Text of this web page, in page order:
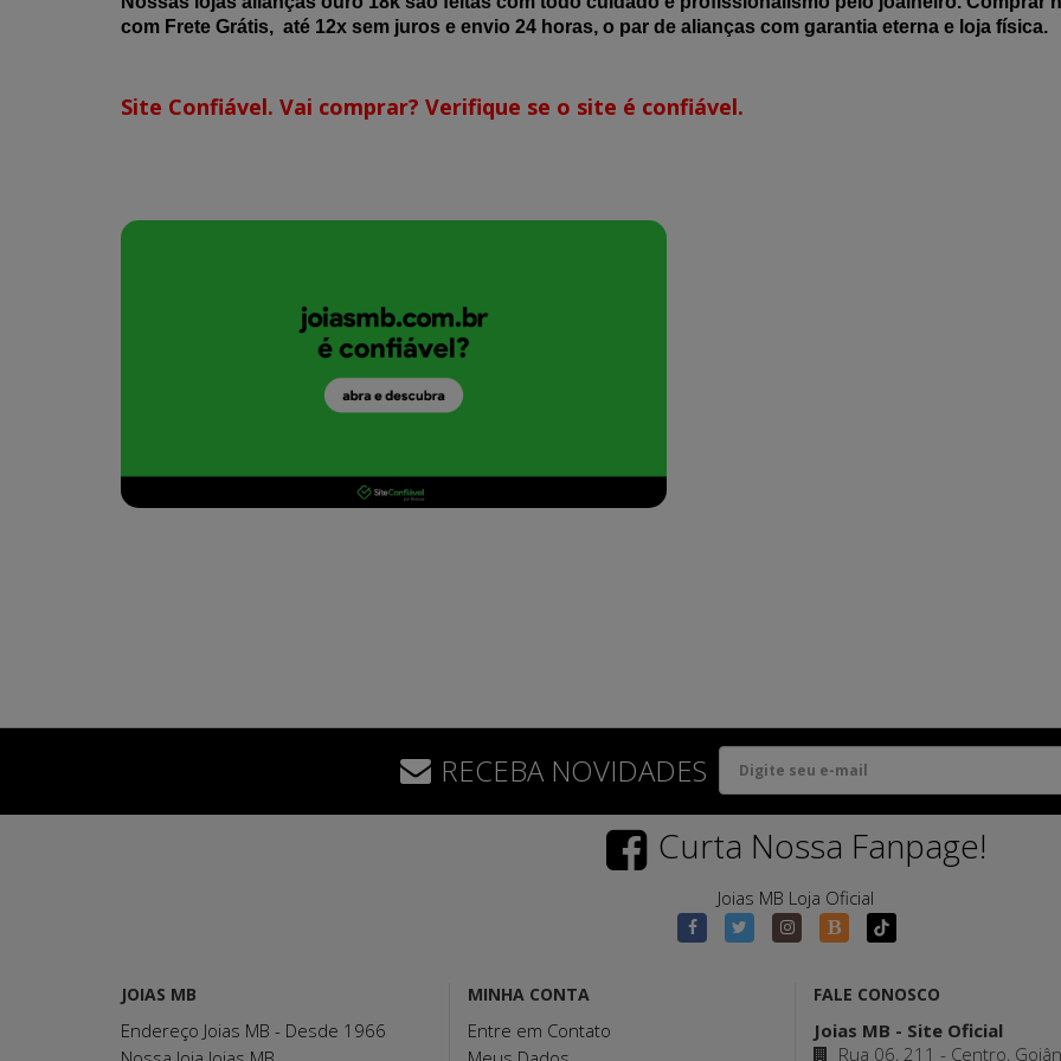
com Frete Grátis, até 12x sem juros e envio 24 horas, o par de alianças com garantia eterna e loja física.
Site Confiável. Vai comprar? Verifique se o site é confiável.
RECEBA NOVIDADES
Curta Nossa Fanpage!
Joias MB Loja Oficial
JOIAS MB
Endereço Joias MB - Desde 1966
MINHA CONTA
Entre em Contato
FALE CONOSCO
Joias MB - Site Oficial
Rua 06, 211 - Centro,